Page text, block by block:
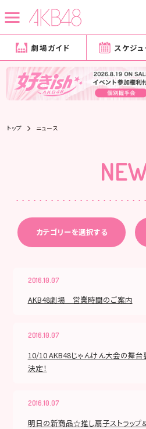
劇場ガイド スケジ
トップ ニュース
カテゴリーを選択する
2016.10.07
AKB48劇場 営業時間のご案内
2016.10.07
10/10 AKB48じゃんけん大会の舞
決定！
2016.10.07
明日の新商品☆推し扇子ストラップ